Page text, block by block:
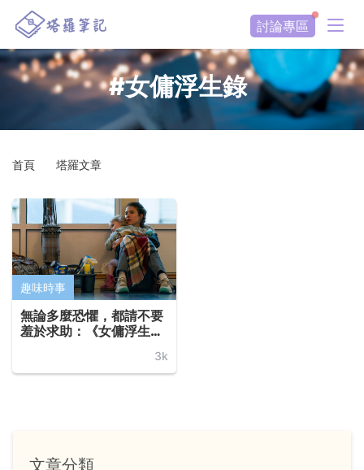
討論專區
#女傭浮生錄
首頁 塔羅文章
趣味時事
無論多麼恐懼，都請不要
羞於求助：《女傭浮生
口碑爆棚，一拳打醒你的
戀愛腦！
3k
文章分類